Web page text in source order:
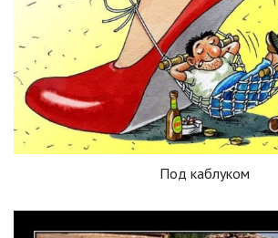
Под каблуком